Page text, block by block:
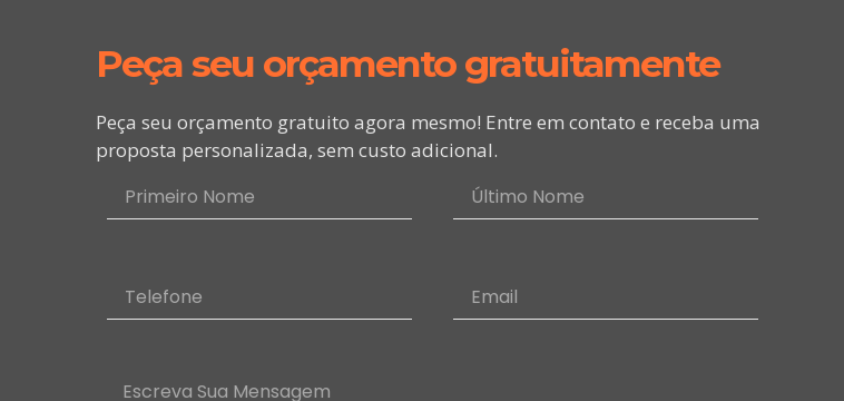
Peça seu orçamento gratuitamente
Peça seu orçamento gratuito agora mesmo! Entre em contato e receba uma
proposta personalizada, sem custo adicional.